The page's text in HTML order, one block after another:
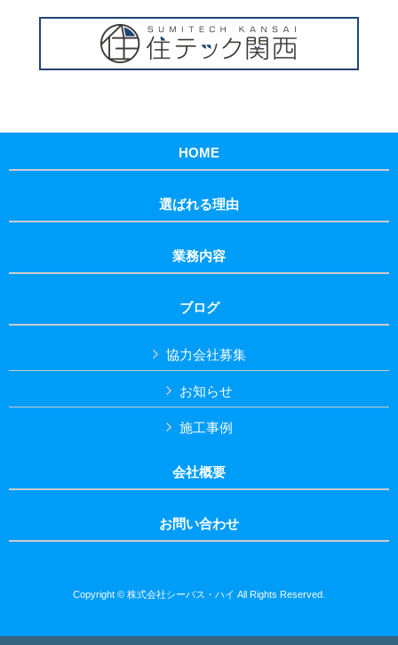
HOME
選ばれる理由
業務内容
ブログ
協力会社募集
お知らせ
施工事例
会社概要
お問い合わせ
Copyright © 株式会社シーバス・ハイ All Rights Reserved.